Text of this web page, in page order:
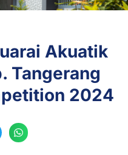
Akuatik
Tangerang
2024